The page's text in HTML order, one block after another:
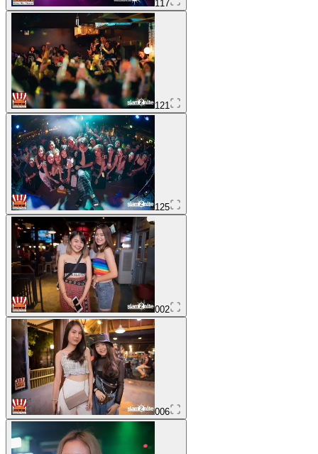
117
121
125
002
006